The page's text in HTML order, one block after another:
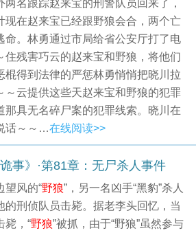
名跟踪赵来宝的刑警队员回来了，
现在赵来宝已经跟野狼会合，两个亡
命。林勇通过市局给省公安厅打了电
住残害巧云的赵来宝和野狼，将他们
棍得到法律的严惩林勇悄悄把晓川拉
～云提供这些天赵来宝和野狼的犯罪
那具无名碎尸案的犯罪线索。晓川在
话～～…在线阅读>>
事》·第81章：无尸杀人事件
风的“野狼”，另一名凶手“黑豹”杀人
的刑侦队员击毙。据老李头回忆，当
毙，“野狼”被抓，由于“野狼”虽然参与